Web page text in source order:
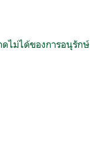
ไม่ได้ของการอนุรักษ์